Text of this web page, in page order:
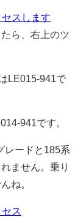
スします
ら、右上のツ
LE015-941で
941です。
レードと185系
ません。乗り
ね。
ス